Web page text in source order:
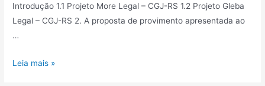
Introdução 1.1 Projeto More Legal – CGJ-RS 1.2 Projeto Gleba
Legal – CGJ-RS 2. A proposta de provimento apresentada ao
…
Leia mais »